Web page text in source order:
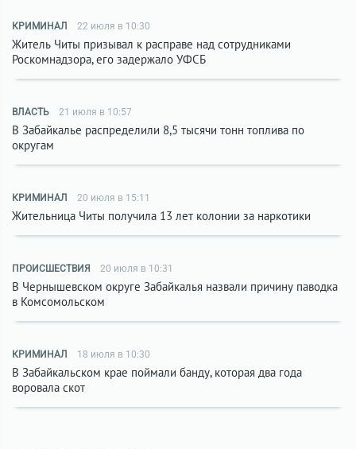
КРИМИНАЛ 22 июля в 10:30
Житель Читы призывал к расправе над сотрудниками
Роскомнадзора, его задержало УФСБ
ВЛАСТЬ 21 июля в 10:57
В Забайкалье распределили 8,5 тысячи тонн топлива по
округам
КРИМИНАЛ 20 июля в 15:11
Жительница Читы получила 13 лет колонии за наркотики
ПРОИСШЕСТВИЯ 20 июля в 10:31
В Чернышевском округе Забайкалья назвали причину паводка
в Комсомольском
КРИМИНАЛ 18 июля в 10:30
В Забайкальском крае поймали банду, которая два года
воровала скот